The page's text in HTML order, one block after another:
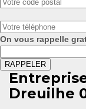
On vous rappelle
Dreuilhe